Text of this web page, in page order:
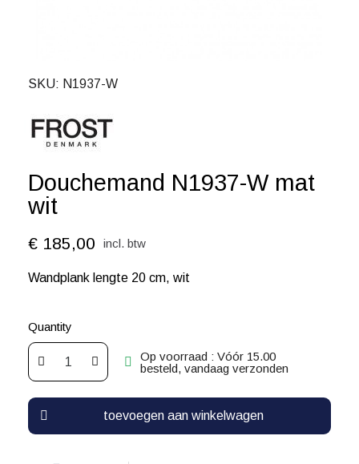
SKU N1937-W
Douchemand N1937-W mat
wit
€ 185,00 incl. btw
Wandplank lengte 20 cm, wit
Quantity
Op voorraad : Vóór 15.00
besteld, vandaag verzonden
toevoegen aan winkelwagen